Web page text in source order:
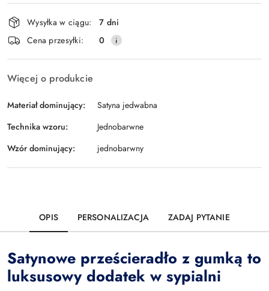
Wyślij
Dostępność
i
dostawa
Wysyłka w ciągu:
7 dni
Cena przesyłki:
0
Więcej o produkcie
Materiał dominujący:
Satyna jedwabna
Technika wzoru:
Jednobarwne
Wzór dominujący:
jednobarwny
OPIS PERSONALIZACJA ZADAJ PYTANIE
Satynowe prześcieradło z gumką to
luksusowy dodatek w sypialni